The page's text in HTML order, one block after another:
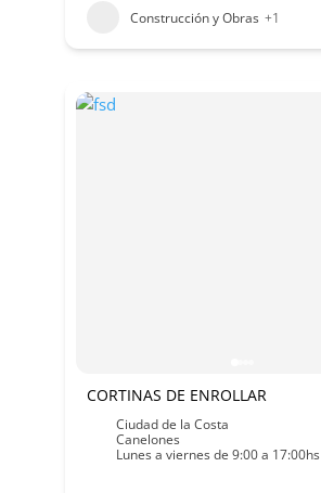
Construcción y Obras +1
CORTINAS DE ENROLLAR
Ciudad de la Costa
Canelones
Lunes a viernes de 9:00 a 17:00hs